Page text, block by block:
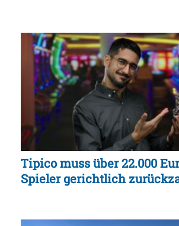
Tipico muss über 22.000
Spieler gerichtlich